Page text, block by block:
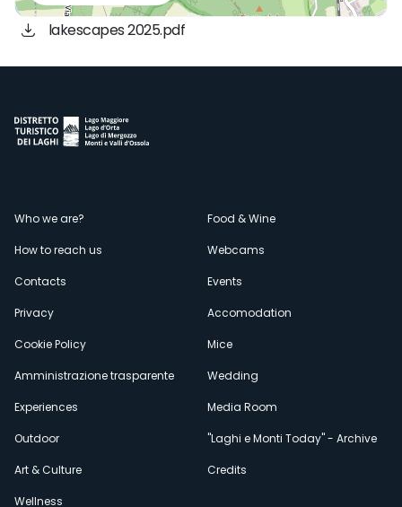
lakescapes 2025.pdf
Menù
secondario
Who we are?
How to reach us
Contacts
Privacy
Cookie Policy
Amministrazione trasparente
Experiences
Outdoor
Art & Culture
Wellness
Food & Wine
Webcams
Events
Accomodation
Mice
Wedding
Media Room
"Laghi e Monti Today" - Archive
Credits